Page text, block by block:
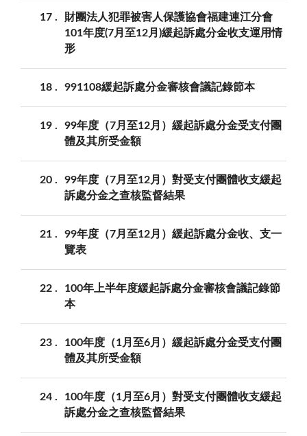
17
財團法人犯罪被害人保護協會福建連江分會
101年度(7月至12月)緩起訴處分金收支運用情
形
18 991108緩起訴處分金審核會議記錄節本
19
99年度（7月至12月）緩起訴處分金受支付團
體及其所受金額
20
99年度（7月至12月）對受支付團體收支緩起
訴處分金之查核監督結果
21
99年度（7月至12月）緩起訴處分金收、支一
覽表
22
100年上半年度緩起訴處分金審核會議記錄節
本
23
100年度（1月至6月）緩起訴處分金受支付團
體及其所受金額
24
100年度（1月至6月）對受支付團體收支緩起
訴處分金之查核監督結果